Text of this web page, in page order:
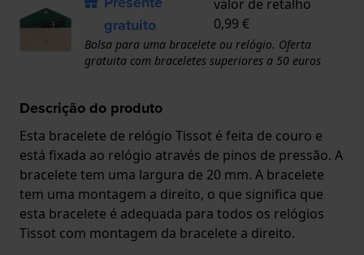
gratuito
valor de retalho
0,99 €
Bolsa para uma bracelete ou relógio. Oferta
gratuita com braceletes superiores a 50 euros
Descrição do produto
Esta bracelete de relógio Tissot é feita de couro e
está fixada ao relógio através de pinos de pressão. A
bracelete tem uma largura de 20 mm. A bracelete
tem uma montagem a direito, o que significa que
esta bracelete é adequada para todos os relógios
Tissot com montagem da bracelete a direito.